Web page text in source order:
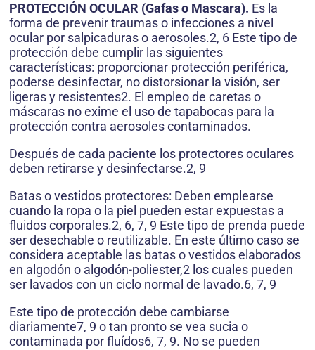
PROTECCIÓN OCULAR (Gafas o Mascara). Es la
forma de prevenir traumas o infecciones a nivel
ocular por salpicaduras o aerosoles.2, 6 Este tipo de
protección debe cumplir las siguientes
características: proporcionar protección periférica,
poderse desinfectar, no distorsionar la visión, ser
ligeras y resistentes2. El empleo de caretas o
máscaras no exime el uso de tapabocas para la
protección contra aerosoles contaminados.
Después de cada paciente los protectores oculares
deben retirarse y desinfectarse.2, 9
Batas o vestidos protectores: Deben emplearse
cuando la ropa o la piel pueden estar expuestas a
fluidos corporales.2, 6, 7, 9 Este tipo de prenda puede
ser desechable o reutilizable. En este último caso se
considera aceptable las batas o vestidos elaborados
en algodón o algodón-poliester,2 los cuales pueden
ser lavados con un ciclo normal de lavado.6, 7, 9
Este tipo de protección debe cambiarse
diariamente7, 9 o tan pronto se vea sucia o
contaminada por fluídos6, 7, 9. No se pueden